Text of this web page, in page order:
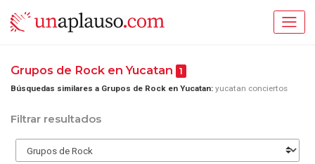
Grupos de Rock en Yucatan 1
Búsquedas similares a Grupos de Rock en Yucatan: yucatan conciertos
Filtrar resultados